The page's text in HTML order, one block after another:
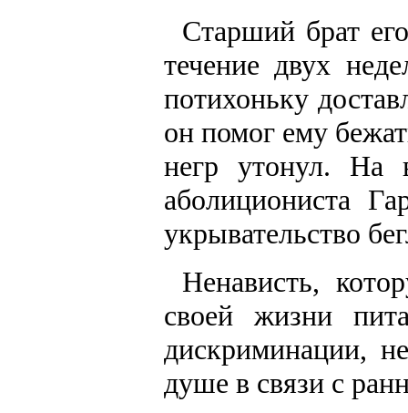
Старший брат
течение двух
потихоньку
он помог ему
негр утонул. На
аболициониста
укрывательство
Ненависть,
своей жизни
дискриминации,
душе в связи с